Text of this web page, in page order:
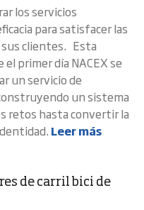
los servicios
para satisfacer las
sus clientes. Esta
primer día NACEX se
un servicio de
un sistema
retos hasta convertir la
Leer más
de carril bici de